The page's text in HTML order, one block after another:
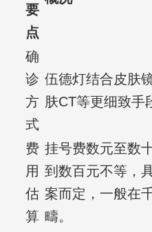
要
点
确
诊
方
式
伍德灯结合皮肤
肤CT等更细致手
费
用
估
算
挂号费数元至数
到数百元不等，
案而定，一般在
疇。